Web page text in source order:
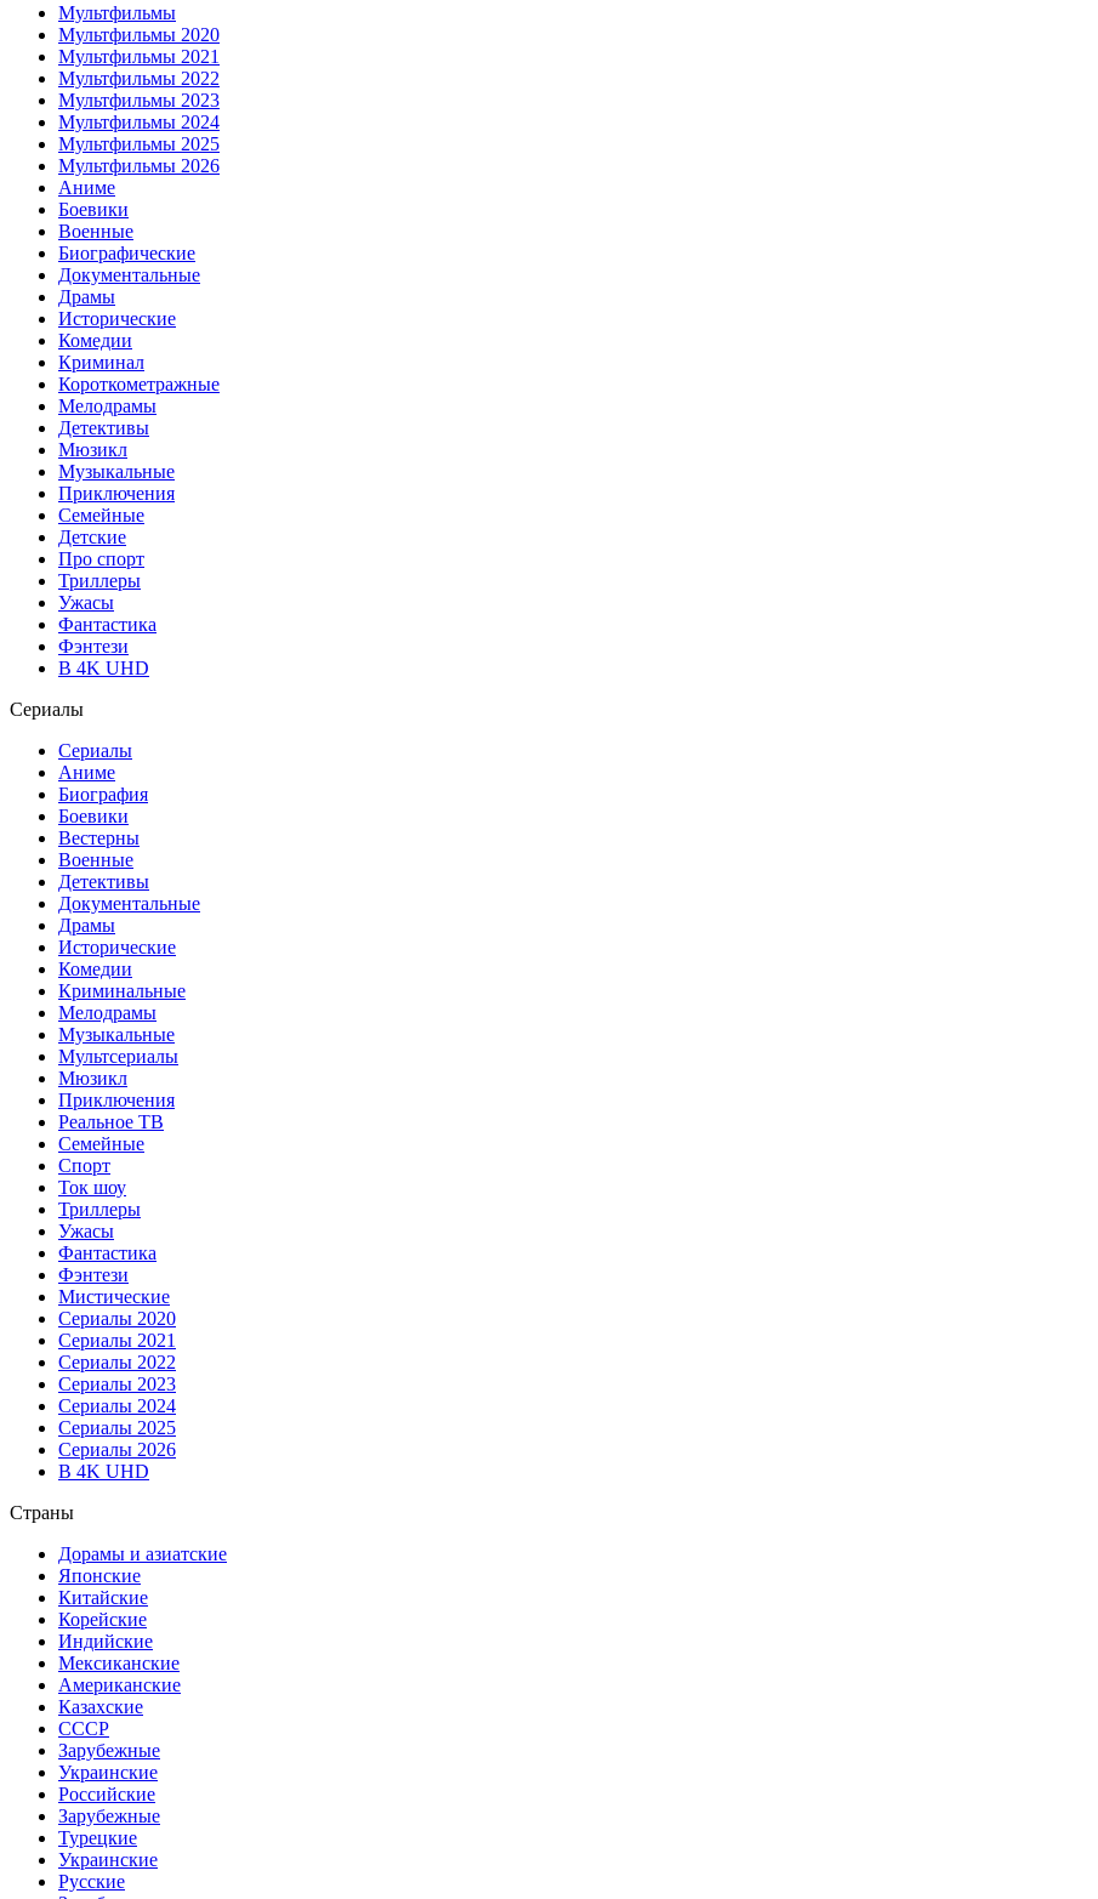
Мультфильмы
Мультфильмы 2020
Мультфильмы 2021
Мультфильмы 2022
Мультфильмы 2023
Мультфильмы 2024
Мультфильмы 2025
Мультфильмы 2026
Аниме
Боевики
Военные
Биографические
Документальные
Драмы
Исторические
Комедии
Криминал
Короткометражные
Мелодрамы
Детективы
Мюзикл
Музыкальные
Приключения
Семейные
Детские
Про спорт
Триллеры
Ужасы
Фантастика
Фэнтези
В 4K UHD
Сериалы
Сериалы
Аниме
Биография
Боевики
Вестерны
Военные
Детективы
Документальные
Драмы
Исторические
Комедии
Криминальные
Мелодрамы
Музыкальные
Мультсериалы
Мюзикл
Приключения
Реальное ТВ
Семейные
Спорт
Ток шоу
Триллеры
Ужасы
Фантастика
Фэнтези
Мистические
Сериалы 2020
Сериалы 2021
Сериалы 2022
Сериалы 2023
Сериалы 2024
Сериалы 2025
Сериалы 2026
В 4K UHD
Страны
Дорамы и азиатские
Японские
Китайские
Корейские
Индийские
Мексиканские
Американские
Казахские
СССР
Зарубежные
Украинские
Российские
Зарубежные
Турецкие
Украинские
Русские